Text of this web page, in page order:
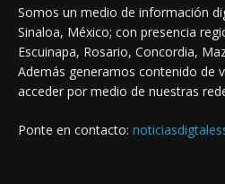
Somos un medio de información
Sinaloa, México; con presencia
Escuinapa, Rosario, Concordia,
Además generamos contenido de
acceder por medio de nuestras
Ponte en contacto: